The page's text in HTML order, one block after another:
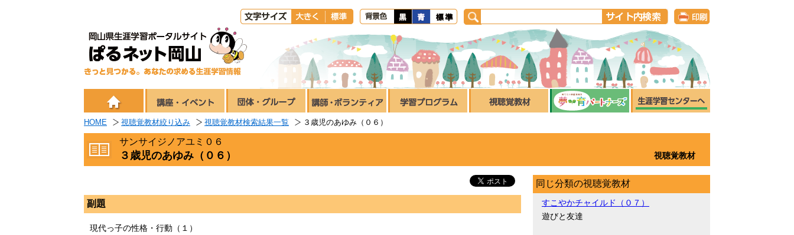
HOME 視聴覚教材絞り込み 視聴覚教材検索結果一覧 ３歳児のあゆみ（０６）
サンサイジノアユミ０６
３歳児のあゆみ（０６） 視聴覚教材
副題
現代っ子の性格・行動（１）
同じ分類の視聴覚教材
すこやかチャイルド（０７）
遊びと友達